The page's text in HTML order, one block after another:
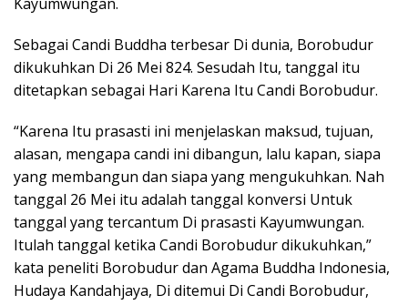
Sebagai Candi Buddha terbesar Di dunia, Borobudur
dikukuhkan Di 26 Mei 824. Sesudah Itu, tanggal itu
ditetapkan sebagai Hari Karena Itu Candi Borobudur.
“Karena Itu prasasti ini menjelaskan maksud, tujuan,
alasan, mengapa candi ini dibangun, lalu kapan, siapa
yang membangun dan siapa yang mengukuhkan. Nah
tanggal 26 Mei itu adalah tanggal konversi Untuk
tanggal yang tercantum Di prasasti Kayumwungan.
Itulah tanggal ketika Candi Borobudur dikukuhkan,”
kata peneliti Borobudur dan Agama Buddha Indonesia,
Hudaya Kandahjaya, Di ditemui Di Candi Borobudur,